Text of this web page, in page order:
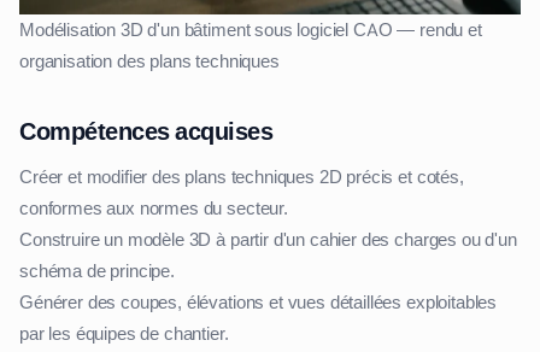
Modélisation 3D d'un bâtiment sous logiciel CAO — rendu et
organisation des plans techniques
Compétences acquises
Créer et modifier des plans techniques 2D précis et cotés,
conformes aux normes du secteur.
Construire un modèle 3D à partir d'un cahier des charges ou d'un
schéma de principe.
Générer des coupes, élévations et vues détaillées exploitables
par les équipes de chantier.